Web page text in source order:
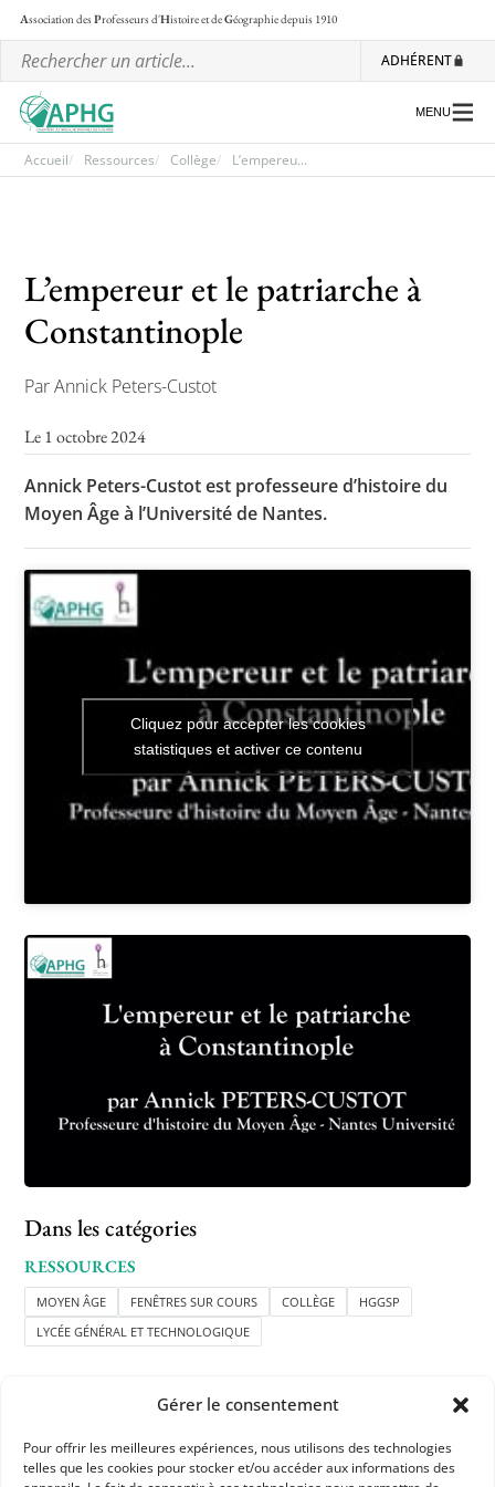
Gérer le consentement
Pour offrir les meilleures expériences, nous utilisons des technologies
telles que les cookies pour stocker et/ou accéder aux informations des
Association desProfesseurs d'Histoire et deGéographiedepuis 1910
ADHÉRENT
Les régionales
Les ateliers nationaux
Communiqués et motions
Lettre d’information de l’APHG
Les rendez-vous de l’APHG
Concours de recrutement
Concours scolaires
Conférences, tables rondes
Critique d’ouvrages publiés
MENU
Accueil Ressources Collège L’empereu...
L’empereur et le patriarche à
Constantinople
Par Annick Peters-Custot
Le 1 octobre 2024
Annick Peters-Custot est professeure d’histoire du
Moyen Âge à l’Université de Nantes.
Cliquez pour accepter les cookies
statistiques et activer ce contenu
Dans les catégories
RESSOURCES
MOYEN ÂGE FENÊTRES SUR COURS COLLÈGE
HGGSP
LYCÉE GÉNÉRAL ET TECHNOLOGIQUE